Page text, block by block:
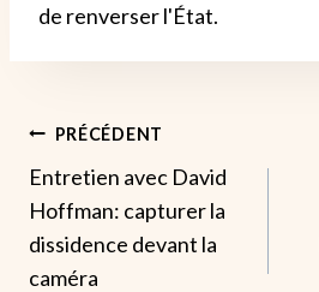
de renverser l'État.
Navigation
De
L’article
PRÉCÉDENT
Entretien avec David
Hoffman: capturer la
dissidence devant la
caméra